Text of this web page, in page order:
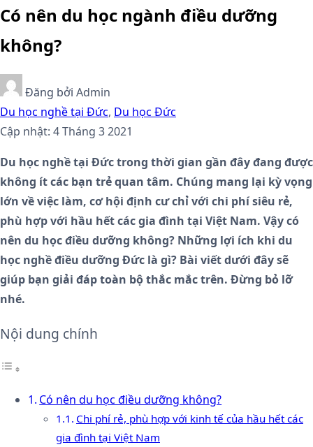
Có nên du học ngành điều dưỡng
không?
Đăng bởi Admin
Du học nghề tại Đức, Du học Đức
Cập nhật: 4 Tháng 3 2021
Du học nghề tại Đức trong thời gian gần đây đang được
không ít các bạn trẻ quan tâm. Chúng mang lại kỳ vọng
lớn về việc làm, cơ hội định cư chỉ với chi phí siêu rẻ,
phù hợp với hầu hết các gia đình tại Việt Nam. Vậy có
nên du học điều dưỡng không? Những lợi ích khi du
học nghề điều dưỡng Đức là gì? Bài viết dưới đây sẽ
giúp bạn giải đáp toàn bộ thắc mắc trên. Đừng bỏ lỡ
nhé.
Nội dung chính
Có nên du học điều dưỡng không?
Chi phí rẻ, phù hợp với kinh tế của hầu hết các
gia đình tại Việt Nam